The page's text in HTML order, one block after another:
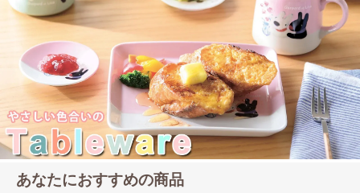
あなたにおすすめの商品